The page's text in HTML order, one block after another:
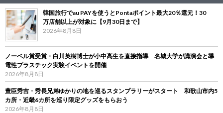
韓国旅行でau PAYを使うとPontaポイント最大20％還元！30
万店舗以上が対象に【9月30日まで】
2026年8月8日
ノーベル賞受賞・白川英樹博士が小中高生を直接指導 名城大学が講演会と導
電性プラスチック実験イベントを開催
2026年8月8日
豊臣秀吉・秀長兄弟ゆかりの地を巡るスタンプラリーがスタート 和歌山市内5
カ所・近畿6カ所を巡り限定グッズをもらおう
2026年8月8日